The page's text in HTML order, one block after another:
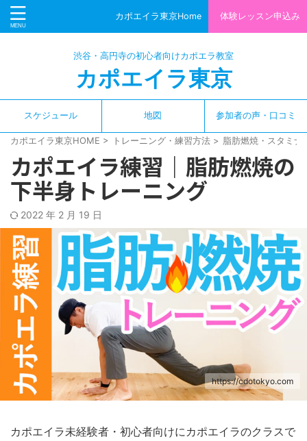
カポエイラ東京Home 体験レッスン申込み
渋谷・高円寺の初心者向けカポエラ教室
カポエイラ東京
スケジュール 地図 参加者の声・口コミ
カポエイラ東京HOME > トレーニング・練習方法 > 脂肪燃焼・スタミナ
カポエイラ練習｜脂肪燃焼の
下半身トレーニング
2022 年 2 月 19 日
https://cdotokyo.com
カポエイラ未経験者・初心者向けにカポエイラのクラスで